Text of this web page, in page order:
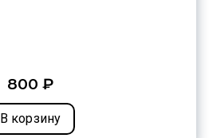
800 ₽
В корзину